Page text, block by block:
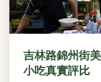
吉林路錦州街
小吃真實評比